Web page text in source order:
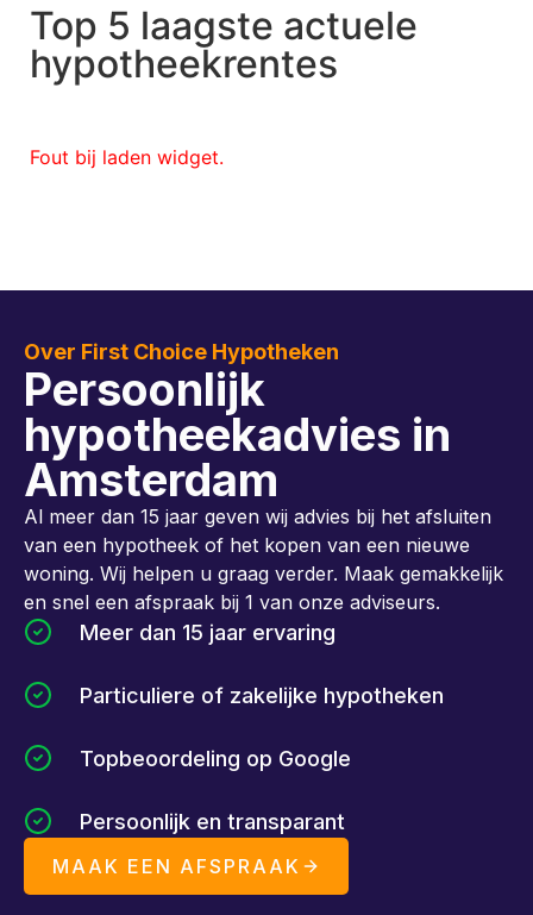
Top 5 laagste actuele
hypotheekrentes
Fout bij laden widget.
Over First Choice Hypotheken
Persoonlijk
hypotheekadvies in
Amsterdam
Al meer dan 15 jaar geven wij advies bij het afsluiten
van een hypotheek of het kopen van een nieuwe
woning. Wij helpen u graag verder. Maak gemakkelijk
en snel een afspraak bij 1 van onze adviseurs.
Meer dan 15 jaar ervaring
Particuliere of zakelijke hypotheken
Topbeoordeling op Google
Persoonlijk en transparant
MAAK EEN AFSPRAAK